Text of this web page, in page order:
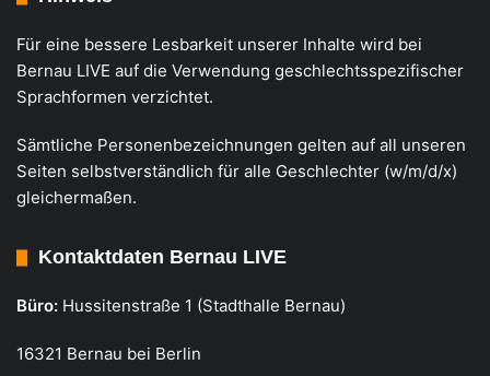
Für eine bessere Lesbarkeit unserer Inhalte wird bei
Bernau LIVE auf die Verwendung geschlechtsspezifischer
Sprachformen verzichtet.
Sämtliche Personenbezeichnungen gelten auf all unseren
Seiten selbstverständlich für alle Geschlechter (w/m/d/x)
gleichermaßen.
Kontaktdaten Bernau LIVE
Büro: Hussitenstraße 1 (Stadthalle Bernau)
16321 Bernau bei Berlin